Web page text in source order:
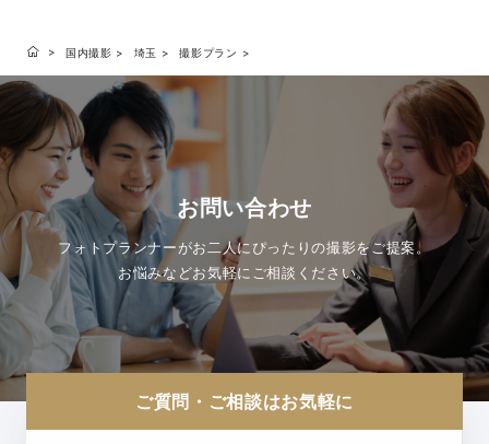
国内撮影 埼玉 撮影プラン
お問い合わせ
フォトプランナーがお二人にぴったりの撮影をご提案。
お悩みなどお気軽にご相談ください。
ご質問・ご相談はお気軽に